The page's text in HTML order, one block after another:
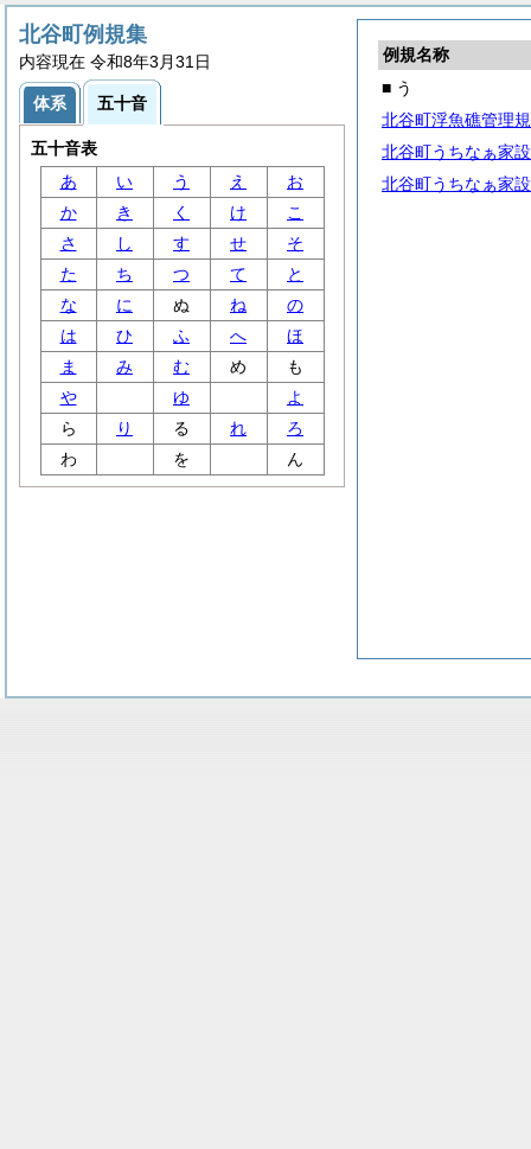
例規名称
■ う
北谷町浮魚礁管理
北谷町うちなぁ家
北谷町うちなぁ家
北谷町例規集
内容現在 令和8年3月31日
体系 五十音
五十音表
あ
い う え
お
か
き く け
こ
さ
し す せ
そ
た
ち つ て
と
な
に ぬ ね
の
は
ひ ふ へ
ほ
ま
み む め
も
や
ゆ
よ
ら
り る れ
ろ
わ
を ん